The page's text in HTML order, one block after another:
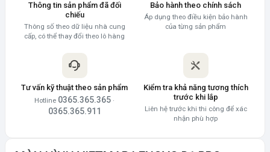
Thông tin sản phẩm đã đối
chiếu
Thông số theo dữ liệu nhà cung
cấp, có thể thay đổi theo lô hàng
Bảo hành theo chính sách
Áp dụng theo điều kiện bảo hành
của từng sản phẩm
Tư vấn kỹ thuật theo sản phẩm
Hotline 0365.365.365 ·
0365.365.911
Kiểm tra khả năng tương thích
trước khi lắp
Liên hệ trước khi thi công để xác
nhận phù hợp